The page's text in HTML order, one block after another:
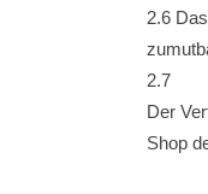
2.6
2.7
Der
Shop